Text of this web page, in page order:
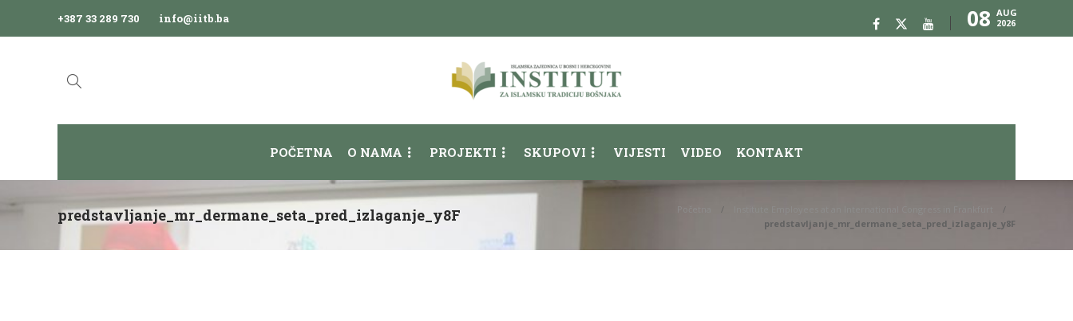
+387 33 289 730 info@iitb.ba 08 AUG
2026
POČETNA O NAMA PROJEKTI SKUPOVI VIJESTI VIDEO KONTAKT
predstavljanje_mr_dermane_seta_pred_izlaganje_y8F
predstavljanje_mr_dermane_seta_pred_izlaganje_y8F